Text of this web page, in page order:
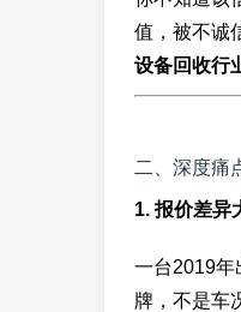
值，被不诚
设备回收行
二、深度痛
1. 报价差异
一台2019年
牌，不是车